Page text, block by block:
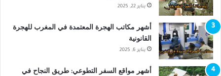
يناير 22, 2025
أشهر مكاتب الهجرة المعتمدة في المغرب للهجرة
القانونية
يناير 6, 2025
أشهر مواقع السفر التطوعي: طريق النجاح في